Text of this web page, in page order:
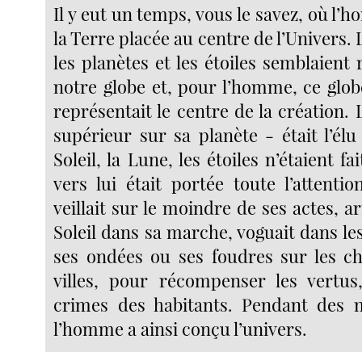
Il y eut un temps, vous le savez, où
la Terre placée au centre de l’Univers.
les planètes et les étoiles
notre globe et, pour l’homme, ce
représentait le centre de la
supérieur sur sa planète - était
Soleil, la Lune, les étoiles n’étaient
vers lui était portée toute
veillait sur le moindre de ses actes,
Soleil dans sa marche, voguait dans
ses ondées ou ses foudres sur les
villes, pour récompenser les
crimes des habitants. Pendant des
l’homme a ainsi conçu l’univers.